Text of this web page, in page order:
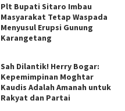
Plt Bupati Sitaro Imbau
Masyarakat Tetap Waspada
Menyusul Erupsi Gunung
Karangetang
Sah Dilantik! Herry Bogar:
Kepemimpinan Moghtar
Kaudis Adalah Amanah untuk
Rakyat dan Partai